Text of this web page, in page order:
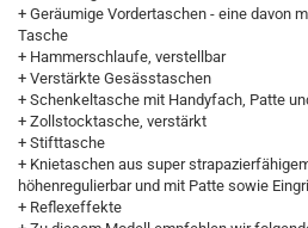
+ Geräumige Vordertaschen - eine davon
Tasche
+ Hammerschlaufe, verstellbar
+ Verstärkte Gesässtaschen
+ Schenkeltasche mit Handyfach, Patte
+ Zollstocktasche, verstärkt
+ Stifttasche
+ Knietaschen aus super
höhenregulierbar und mit Patte sowie
+ Reflexeffekte